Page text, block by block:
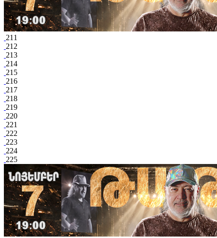
211
212
213
214
215
216
217
218
219
220
221
222
223
224
225